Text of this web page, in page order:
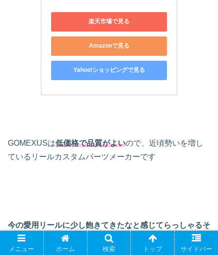
楽天市場で見る
Amazonで見る
Yahoo!ショッピングで見る
GOMEXUSは低価格で品質がよいので、近頃勢いを増し
ているリールカスタムパーツメーカーです
今の愛用リールに少し飽きてきたなと感じてらっしゃるそ
このあなた！
メニュー ホーム 検索 トップ サイドバー